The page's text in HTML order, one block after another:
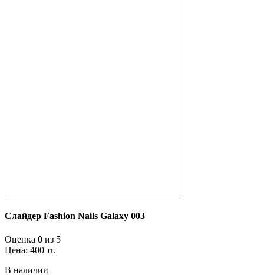
Слайдер Fashion Nails Galaxy 003
Оценка 0 из 5
Цена: 400 тг.
В наличии